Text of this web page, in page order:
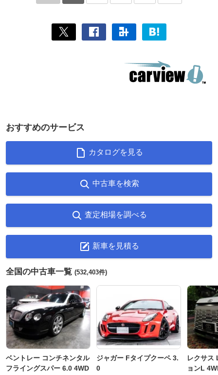
おすすめのサービス
カタログを見る
中古車を検索
査定相場を調べる
新車を見積る
全国の中古車一覧 (532,403件)
ベントレー コンチネンタル
フライングスパー 6.0 4WD
ジャガー Fタイプクーペ 3.
0
レクサス
ョンL